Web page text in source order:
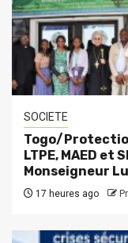
SOCIETE
Togo/
LTPE, MAED et
Monseigneur
17 heures ago